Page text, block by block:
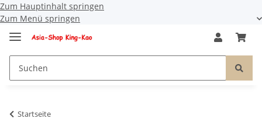
Zum Hauptinhalt springen
Zum Menü springen
Startseite